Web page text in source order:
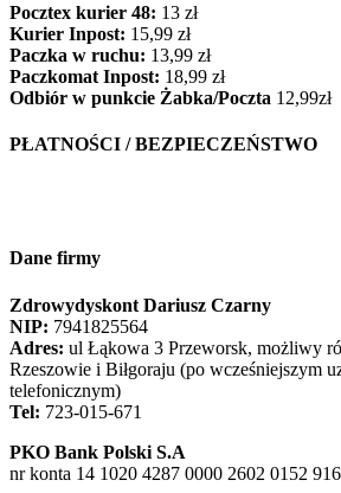
Pocztex kurier 48: 13 zł
Kurier Inpost: 15,99 zł
Paczka w ruchu: 13,99 zł
Paczkomat Inpost: 18,99 zł
Odbiór w punkcie Żabka/Poczta 12,99zł
PŁATNOŚCI / BEZPIECZEŃSTWO
Dane firmy
Zdrowydyskont Dariusz Czarny
NIP: 7941825564
Adres: ul Łąkowa 3 Przeworsk, możliwy
Rzeszowie i Biłgoraju (po wcześniejszym
telefonicznym)
Tel: 723-015-671
PKO Bank Polski S.A
nr konta 14 1020 4287 0000 2602 0152